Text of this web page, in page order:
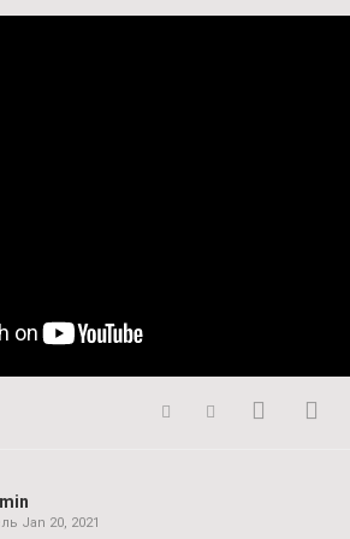
Jan 20, 2021